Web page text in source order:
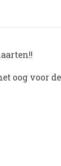
oog voor